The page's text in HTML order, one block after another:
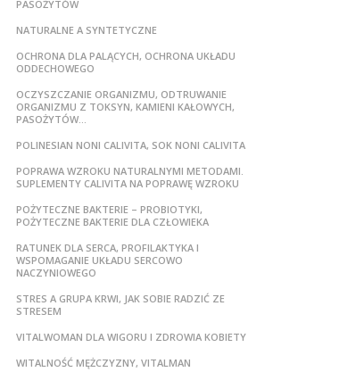
PASOŻYTÓW
NATURALNE A SYNTETYCZNE
OCHRONA DLA PALĄCYCH, OCHRONA UKŁADU
ODDECHOWEGO
OCZYSZCZANIE ORGANIZMU, ODTRUWANIE
ORGANIZMU Z TOKSYN, KAMIENI KAŁOWYCH,
PASOŻYTÓW…
POLINESIAN NONI CALIVITA, SOK NONI CALIVITA
POPRAWA WZROKU NATURALNYMI METODAMI.
SUPLEMENTY CALIVITA NA POPRAWĘ WZROKU
POŻYTECZNE BAKTERIE – PROBIOTYKI,
POŻYTECZNE BAKTERIE DLA CZŁOWIEKA
RATUNEK DLA SERCA, PROFILAKTYKA I
WSPOMAGANIE UKŁADU SERCOWO
NACZYNIOWEGO
STRES A GRUPA KRWI, JAK SOBIE RADZIĆ ZE
STRESEM
VITALWOMAN DLA WIGORU I ZDROWIA KOBIETY
WITALNOŚĆ MĘŻCZYZNY, VITALMAN